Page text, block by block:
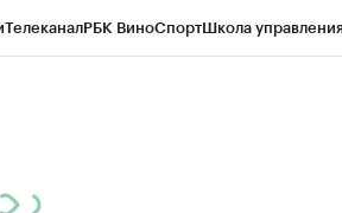
ТелеканалРБК ВиноСпортШкола